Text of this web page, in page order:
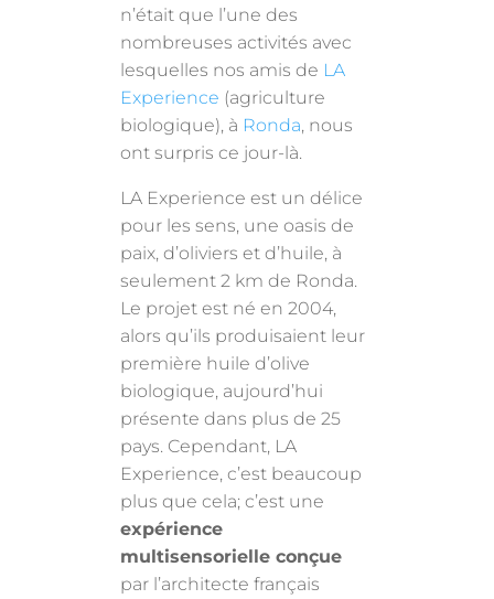
n’était que l’une des
nombreuses activités avec
lesquelles nos amis de LA
Experience (agriculture
biologique), à Ronda, nous
ont surpris ce jour-là.
LA Experience est un délice
pour les sens, une oasis de
paix, d’oliviers et d’huile, à
seulement 2 km de Ronda.
Le projet est né en 2004,
alors qu’ils produisaient leur
première huile d’olive
biologique, aujourd’hui
présente dans plus de 25
pays. Cependant, LA
Experience, c’est beaucoup
plus que cela; c’est une
expérience
multisensorielle conçue
par l’architecte français